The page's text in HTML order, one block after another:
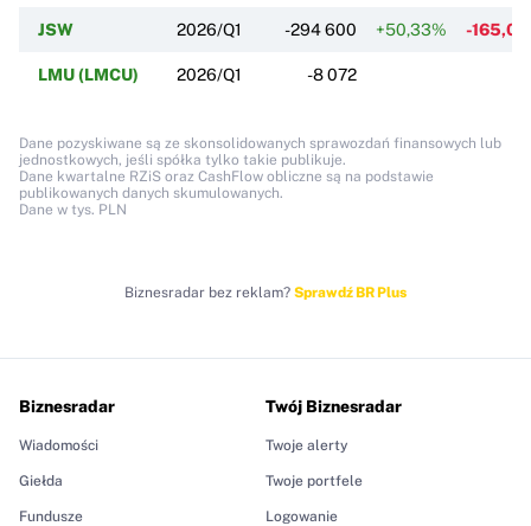
JSW 2026/Q1 -294 600 +50,33% -
LMU (LMCU) 2026/Q1 -8 072
Dane pozyskiwane są ze skonsolidowanych sprawozdań finansowych lub
jednostkowych, jeśli spółka tylko takie publikuje.
Dane kwartalne RZiS oraz CashFlow obliczne są na podstawie
publikowanych danych skumulowanych.
Dane w tys. PLN
Biznesradar bez reklam? Sprawdź BR Plus
Biznesradar
Wiadomości
Giełda
Fundusze
Twój Biznesradar
Twoje alerty
Twoje portfele
Logowanie